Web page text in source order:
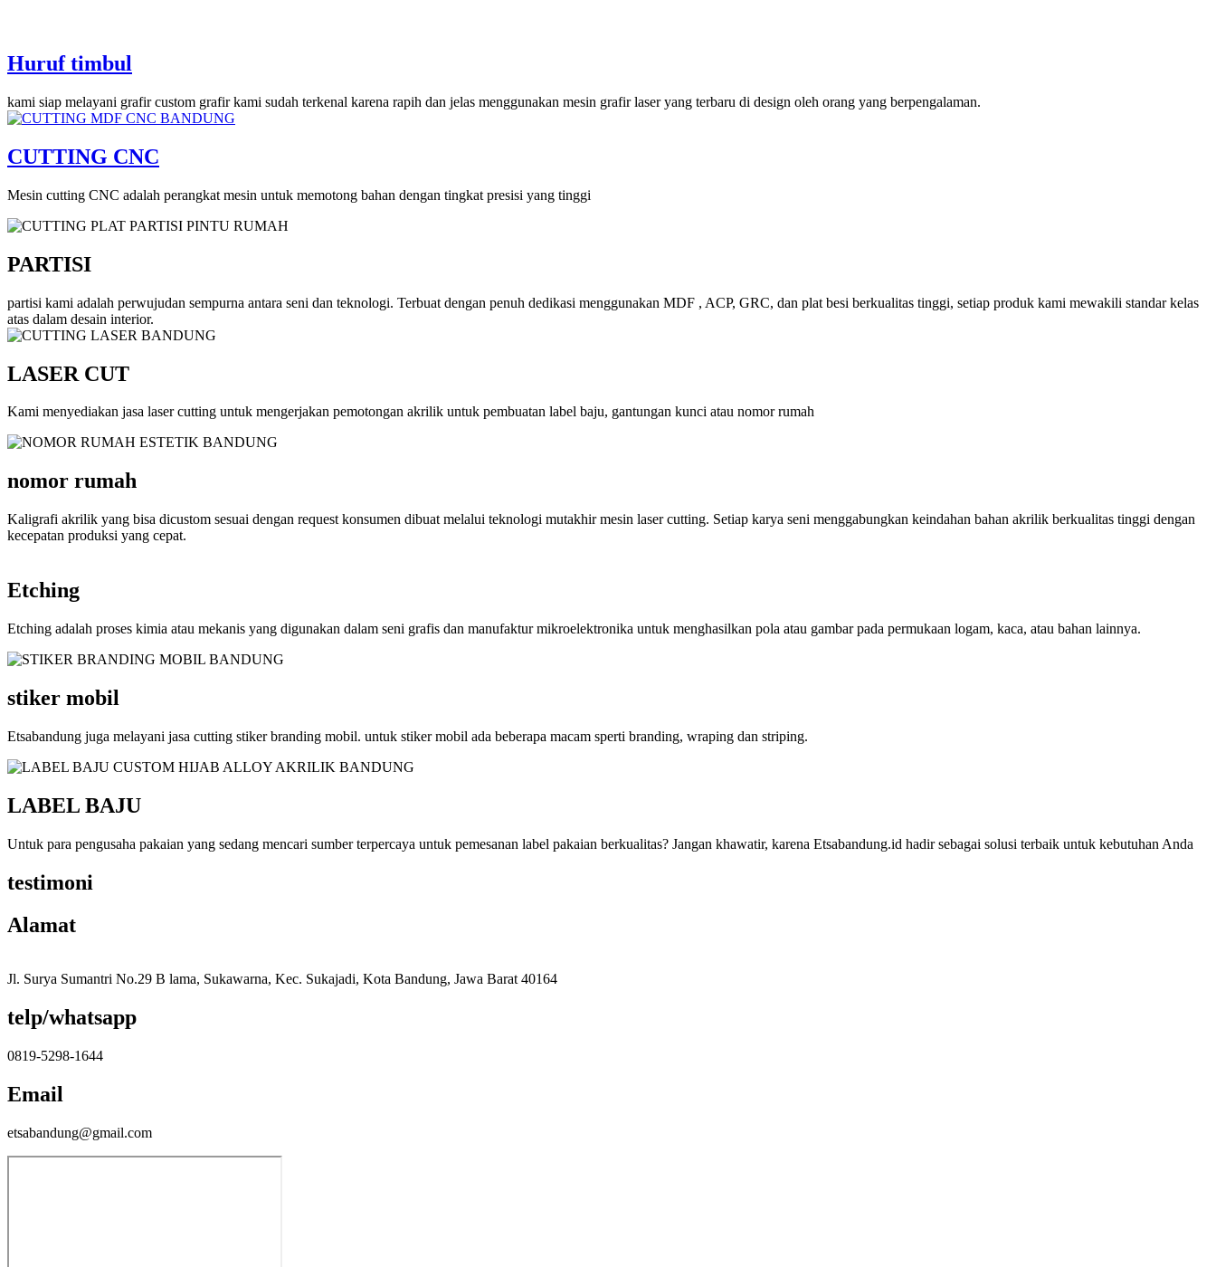
Huruf timbul
kami siap melayani grafir custom grafir kami sudah terkenal karena rapih dan jelas menggunakan mesin grafir laser yang terbaru di design oleh orang yang berpengalaman.
CUTTING CNC
Mesin cutting CNC adalah perangkat mesin untuk memotong bahan dengan tingkat presisi yang tinggi
PARTISI
partisi kami adalah perwujudan sempurna antara seni dan teknologi. Terbuat dengan penuh dedikasi menggunakan MDF , ACP, GRC, dan plat besi berkualitas tinggi, setiap produk kami mewakili standar kelas
atas dalam desain interior.
LASER CUT
Kami menyediakan jasa laser cutting untuk mengerjakan pemotongan akrilik untuk pembuatan label baju, gantungan kunci atau nomor rumah
nomor rumah
Kaligrafi akrilik yang bisa dicustom sesuai dengan request konsumen dibuat melalui teknologi mutakhir mesin laser cutting. Setiap karya seni menggabungkan keindahan bahan akrilik berkualitas tinggi dengan
kecepatan produksi yang cepat.
Etching
Etching adalah proses kimia atau mekanis yang digunakan dalam seni grafis dan manufaktur mikroelektronika untuk menghasilkan pola atau gambar pada permukaan logam, kaca, atau bahan lainnya.
stiker mobil
Etsabandung juga melayani jasa cutting stiker branding mobil. untuk stiker mobil ada beberapa macam sperti branding, wraping dan striping.
LABEL BAJU
Untuk para pengusaha pakaian yang sedang mencari sumber terpercaya untuk pemesanan label pakaian berkualitas? Jangan khawatir, karena Etsabandung.id hadir sebagai solusi terbaik untuk kebutuhan Anda
testimoni
Alamat
Jl. Surya Sumantri No.29 B lama, Sukawarna, Kec. Sukajadi, Kota Bandung, Jawa Barat 40164
telp/whatsapp
0819-5298-1644
Email
etsabandung@gmail.com